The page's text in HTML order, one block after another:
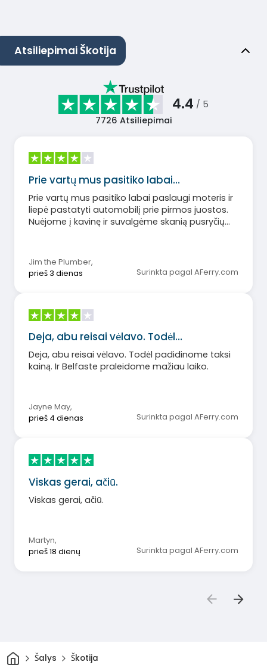
Atsiliepimai Škotija
4.4 / 5
7726 Atsiliepimai
Prie vartų mus pasitiko labai…
Prie vartų mus pasitiko labai paslaugi moteris ir
liepė pastatyti automobilį prie pirmos juostos.
Nuėjome į kavinę ir suvalgėme skanią pusryčių
vežimėlyje sėdintis asmuo. Paprašiau įgulos
nario palikti vietos už mūsų automobilio, kad
galėtume išlipti iš vežimėlio, kitaip mums būtų
Jim the Plumber,
prieš 3 dienas
Surinkta pagal AFerry.com
Deja, abu reisai vėlavo. Todėl…
Deja, abu reisai vėlavo. Todėl padidinome taksi
kainą. Ir Belfaste praleidome mažiau laiko.
Jayne May,
prieš 4 dienas
Surinkta pagal AFerry.com
Viskas gerai, ačiū.
Viskas gerai, ačiū.
Martyn,
prieš 18 dienų
Surinkta pagal AFerry.com
Pradžia
Šalys Škotija